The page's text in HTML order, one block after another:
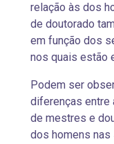
relação às dos
de doutorado
em função dos
nos quais estão
Podem ser
diferenças entre
de mestres e
dos homens